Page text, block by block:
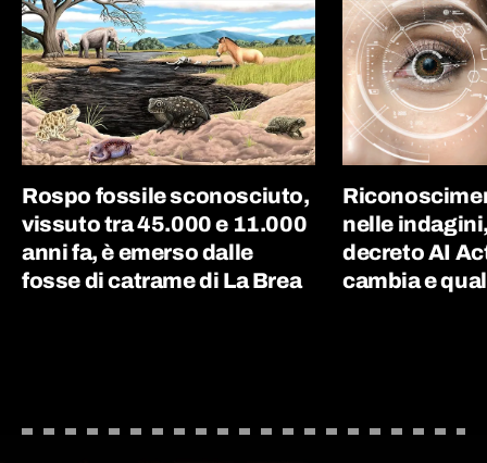
Rospo fossile sconosciuto,
vissuto tra 45.000 e 11.000
anni fa, è emerso dalle
fosse di catrame di La Brea
nelle
decreto AI
cambia e